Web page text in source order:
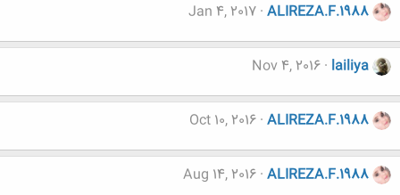
ALIREZA.F.1988
Jan 4, 2017
lailiya
Nov 4, 2016
ALIREZA.F.1988
Oct 10, 2016
ALIREZA.F.1988
Aug 14, 2016